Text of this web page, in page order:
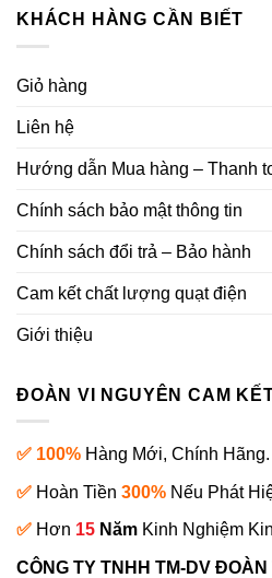
KHÁCH HÀNG CẦN BIẾT
Giỏ hàng
Liên hệ
Hướng dẫn Mua hàng – Thanh
Chính sách bảo mật thông tin
Chính sách đổi trả – Bảo hành
Cam kết chất lượng quạt điện
Giới thiệu
ĐOÀN VI NGUYÊN CAM
✅ 100% Hàng Mới, Chính Hãng.
✅ Hoàn Tiền 300% Nếu Phát
✅ Hơn 15 Năm Kinh Nghiệm
CÔNG TY TNHH TM-DV ĐOÀN